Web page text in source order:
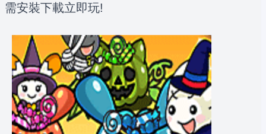
需安裝下載立即玩!